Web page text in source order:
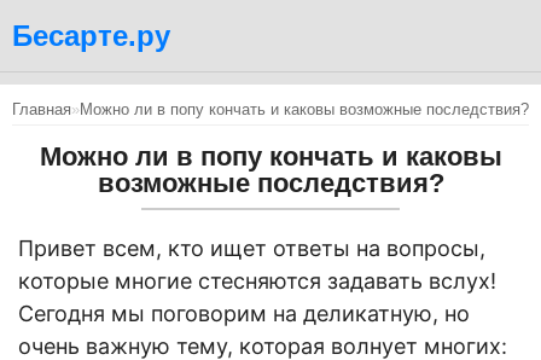
Бесарте.ру
Главная»Можно ли в попу кончать и каковы возможные последствия?
Можно ли в попу кончать и каковы
возможные последствия?
Привет всем, кто ищет ответы на вопросы,
которые многие стесняются задавать вслух!
Сегодня мы поговорим на деликатную, но
очень важную тему, которая волнует многих: